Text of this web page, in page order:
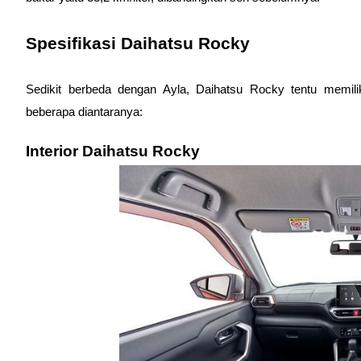
Spesifikasi Daihatsu Rocky
Sedikit berbeda dengan Ayla, Daihatsu Rocky tentu
beberapa diantaranya:
Interior Daihatsu Rocky